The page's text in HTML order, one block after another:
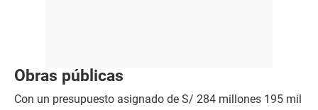
Obras públicas
Con un presupuesto asignado de S/ 284 millones 195 mil